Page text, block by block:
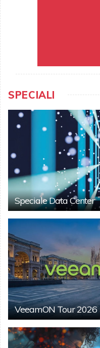
SPECIALI
Speciale Data Center
VeeamON Tour 2026